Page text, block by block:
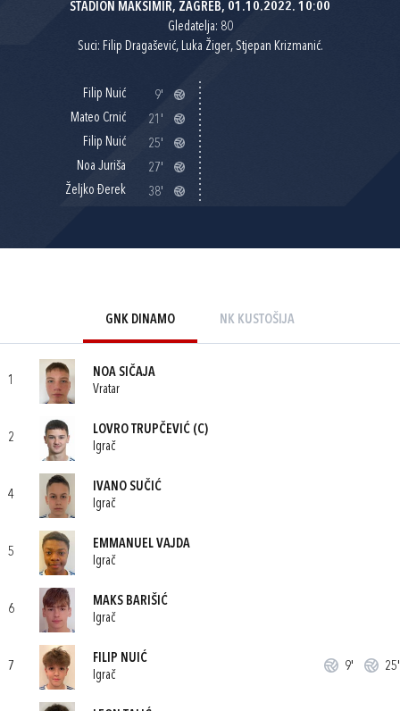
STADION MAKSIMIR, ZAGREB, 01.10.2022. 10:00
Gledatelja: 80
Suci: Filip Dragašević, Luka Žiger, Stjepan Krizmanić.
Filip Nuić
9'
Mateo Crnić
21'
Filip Nuić
25'
Noa Juriša
27'
Željko Đerek
38'
GNK DINAMO NK KUSTOŠIJA
1
NOA SIČAJA
Vratar
2
LOVRO TRUPČEVIĆ (C)
Igrač
4
IVANO SUČIĆ
Igrač
5
EMMANUEL VAJDA
Igrač
6
MAKS BARIŠIĆ
Igrač
7
FILIP NUIĆ
Igrač
9' 25'